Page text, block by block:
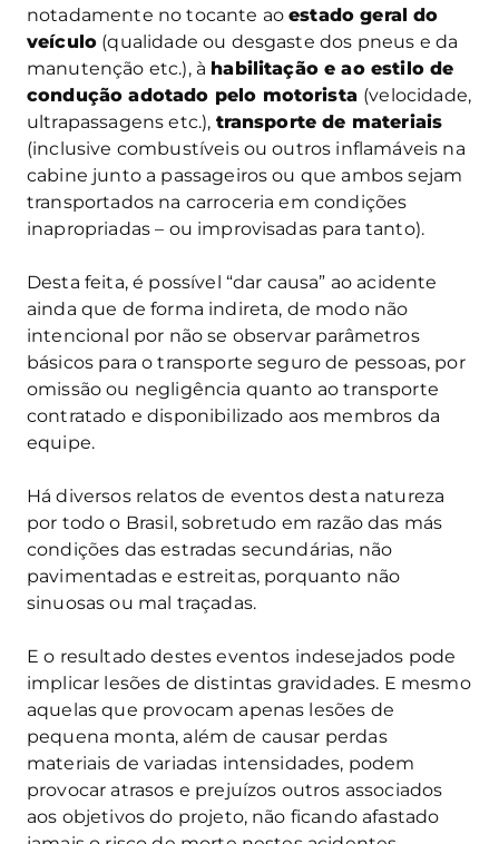
notadamente no tocante aoestado geral do
veículo (qualidade ou desgaste dos pneus e da
manutenção etc.), à habilitação e ao estilo de
condução adotado pelo motorista (velocidade,
ultrapassagens etc.), transporte de materiais
(inclusive combustíveis ou outros inflamáveis na
cabine junto a passageiros ou que ambos sejam
transportados na carroceria em condições
inapropriadas – ou improvisadas para tanto).
Desta feita, é possível “dar causa” ao acidente
ainda que de forma indireta, de modo não
intencional por não se observar parâmetros
básicos para o transporte seguro de pessoas, por
omissão ou negligência quanto ao transporte
contratado e disponibilizado aos membros da
equipe.
Há diversos relatos de eventos desta natureza
por todo o Brasil, sobretudo em razão das más
condições das estradas secundárias, não
pavimentadas e estreitas, porquanto não
sinuosas ou mal traçadas.
E o resultado destes eventos indesejados pode
implicar lesões de distintas gravidades. E mesmo
aquelas que provocam apenas lesões de
pequena monta, além de causar perdas
materiais de variadas intensidades, podem
provocar atrasos e prejuízos outros associados
aos objetivos do projeto, não ficando afastado